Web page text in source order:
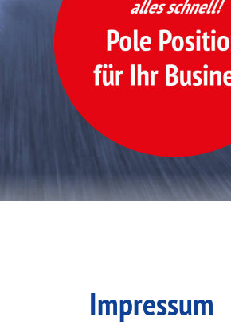
Impressum